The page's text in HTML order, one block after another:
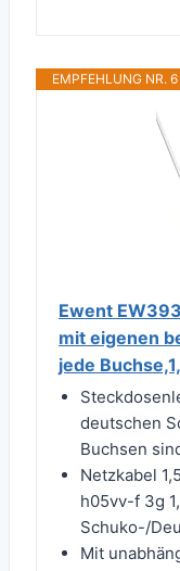
EMPFEHLUNG NR. 6
Ewent
mit eigenen
jede
deutschen
Buchsen
Netzkabel
h05vv-f 3g
Schuko-/
Mit